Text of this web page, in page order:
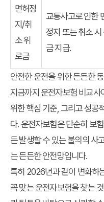
면허정
지/취
소 위
로금
교통사고로 인한
정지 또는 취소 시
금 지급.
안전한 운전을 위한 든든한
지금까지 운전자보험 비교사
위한 핵심 기준, 그리고 성공
다. 운전자보험은 단순히 보
든 발생할 수 있는 불의의 사
는 든든한 안전망입니다.
특히 2026년과 같이 변화하
꼭 맞는 운전자보험을 찾는